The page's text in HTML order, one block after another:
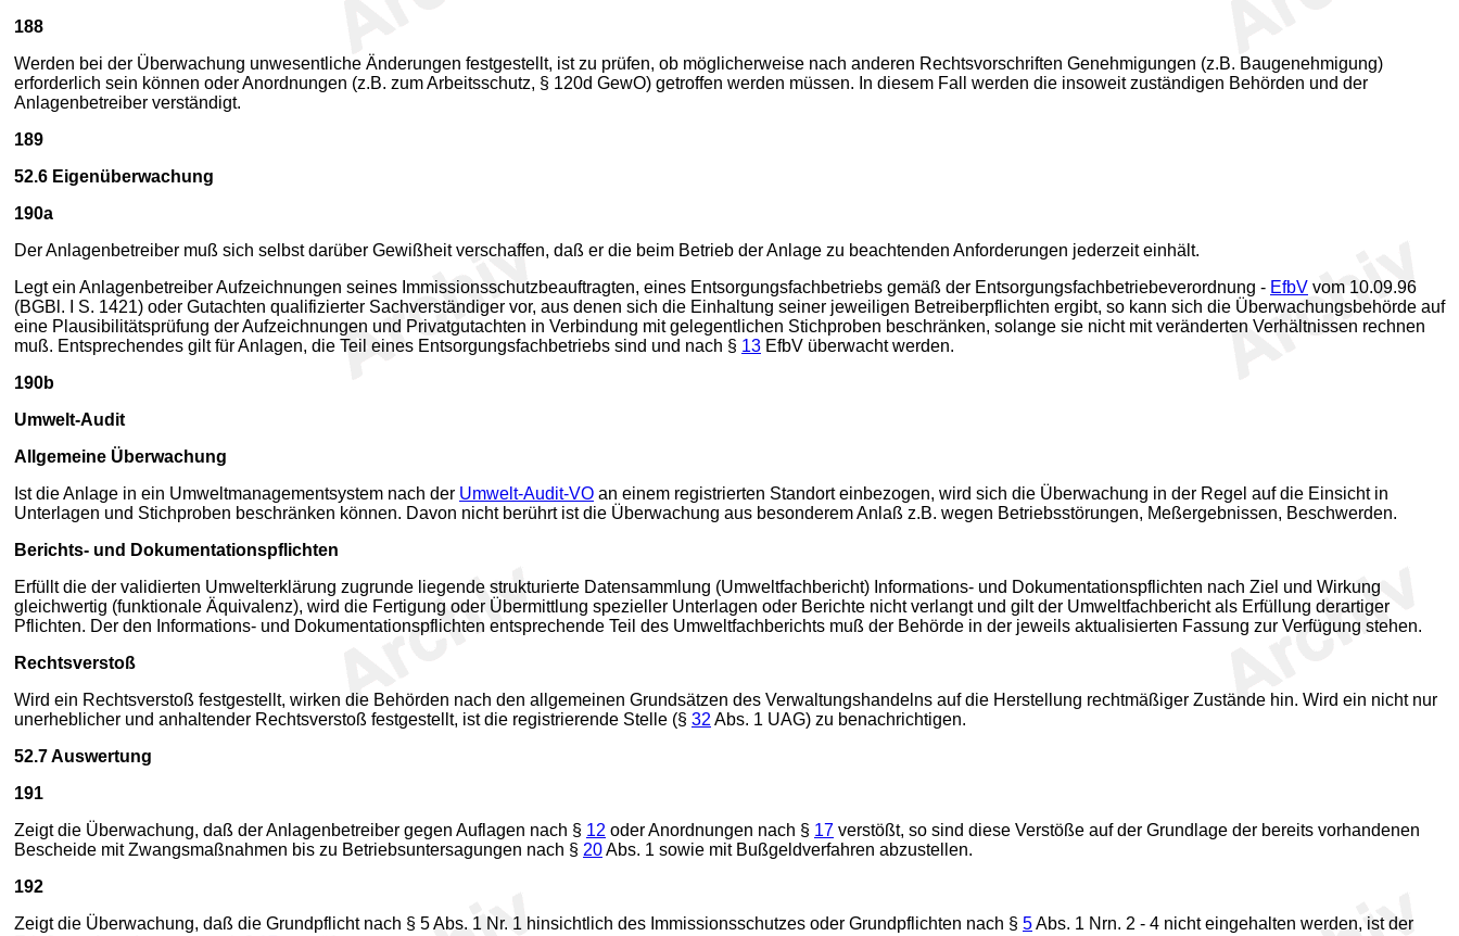
188
Werden bei der Überwachung unwesentliche Änderungen festgestellt, ist zu prüfen, ob möglicherweise nach anderen Rechtsvorschriften Genehmigungen (z.B. Baugenehmigung)
erforderlich sein können oder Anordnungen (z.B. zum Arbeitsschutz, § 120d GewO) getroffen werden müssen. In diesem Fall werden die insoweit zuständigen Behörden und der
Anlagenbetreiber verständigt.
189
52.6 Eigenüberwachung
190a
Der Anlagenbetreiber muß sich selbst darüber Gewißheit verschaffen, daß er die beim Betrieb der Anlage zu beachtenden Anforderungen jederzeit einhält.
Legt ein Anlagenbetreiber Aufzeichnungen seines Immissionsschutzbeauftragten, eines Entsorgungsfachbetriebs gemäß der Entsorgungsfachbetriebeverordnung - EfbV vom 10.09.96
(BGBl. I S. 1421) oder Gutachten qualifizierter Sachverständiger vor, aus denen sich die Einhaltung seiner jeweiligen Betreiberpflichten ergibt, so kann sich die Überwachungsbehörde auf
eine Plausibilitätsprüfung der Aufzeichnungen und Privatgutachten in Verbindung mit gelegentlichen Stichproben beschränken, solange sie nicht mit veränderten Verhältnissen rechnen
muß. Entsprechendes gilt für Anlagen, die Teil eines Entsorgungsfachbetriebs sind und nach § 13 EfbV überwacht werden.
190b
Umwelt-Audit
Allgemeine Überwachung
Ist die Anlage in ein Umweltmanagementsystem nach der Umwelt-Audit-VO an einem registrierten Standort einbezogen, wird sich die Überwachung in der Regel auf die Einsicht in
Unterlagen und Stichproben beschränken können. Davon nicht berührt ist die Überwachung aus besonderem Anlaß z.B. wegen Betriebsstörungen, Meßergebnissen, Beschwerden.
Berichts- und Dokumentationspflichten
Erfüllt die der validierten Umwelterklärung zugrunde liegende strukturierte Datensammlung (Umweltfachbericht) Informations- und Dokumentationspflichten nach Ziel und Wirkung
gleichwertig (funktionale Äquivalenz), wird die Fertigung oder Übermittlung spezieller Unterlagen oder Berichte nicht verlangt und gilt der Umweltfachbericht als Erfüllung derartiger
Pflichten. Der den Informations- und Dokumentationspflichten entsprechende Teil des Umweltfachberichts muß der Behörde in der jeweils aktualisierten Fassung zur Verfügung stehen.
Rechtsverstoß
Wird ein Rechtsverstoß festgestellt, wirken die Behörden nach den allgemeinen Grundsätzen des Verwaltungshandelns auf die Herstellung rechtmäßiger Zustände hin. Wird ein nicht nur
unerheblicher und anhaltender Rechtsverstoß festgestellt, ist die registrierende Stelle (§ 32 Abs. 1 UAG) zu benachrichtigen.
52.7Auswertung
191
Zeigt die Überwachung, daß der Anlagenbetreiber gegen Auflagen nach § 12 oder Anordnungen nach § 17 verstößt, so sind diese Verstöße auf der Grundlage der bereits vorhandenen
Bescheide mit Zwangsmaßnahmen bis zu Betriebsuntersagungen nach § 20Abs. 1 sowie mit Bußgeldverfahren abzustellen.
192
Zeigt die Überwachung, daß die Grundpflicht nach § 5 Abs. 1 Nr. 1 hinsichtlich des Immissionsschutzes oder Grundpflichten nach § 5Abs. 1 Nrn. 2 - 4 nicht eingehalten werden, ist der